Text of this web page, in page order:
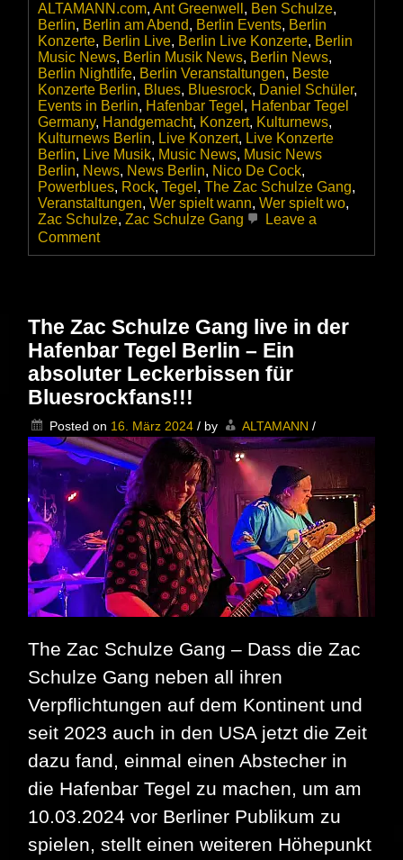
ALTAMANN.com, Ant Greenwell , Ben Schulze,
Berlin, Berlin am Abend, Berlin Events, Berlin
Konzerte, Berlin Live, Berlin Live Konzerte, Berlin
Music News, Berlin Musik News, Berlin News,
Berlin Nightlife, Berlin Veranstaltungen, Beste
Konzerte Berlin, Blues, Bluesrock, Daniel Schüler,
Events in Berlin, Hafenbar Tegel , Hafenbar Tegel
Germany, Handgemacht, Konzert, Kulturnews,
Kulturnews Berlin, Live Konzert, Live Konzerte
Berlin, Live Musik, Music News, Music News
Berlin, News, News Berlin, Nico De Cock,
Powerblues, Rock, Tegel , The Zac Schulze Gang,
Veranstaltungen, Wer spielt wann, Wer spielt wo,
Zac Schulze, Zac Schulze Gang
Leave a
Commenton
Die
startet
ganz
groß
durch
–
Wir
The Zac Schulze Gang live in der
Hafenbar Tegel Berlin – Ein
absoluter Leckerbissen für
Bluesrockfans!!!
Posted on 16. März 2024 / by ALTAMANN /
The Zac Schulze Gang – Dass die Zac
Schulze Gang neben all ihren
Verpflichtungen auf dem Kontinent und
seit 2023 auch in den USA jetzt die Zeit
dazu fand, einmal einen Abstecher in
die Hafenbar Tegel zu machen, um am
10.03.2024 vor Berliner Publikum zu
spielen, stellt einen weiteren Höhepunkt